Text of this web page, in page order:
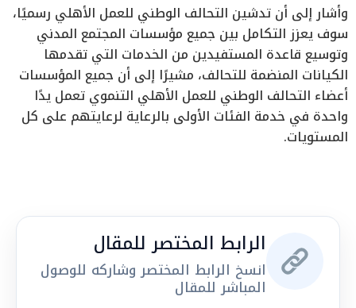
وأشار إلى أن تدشين التحالف الوطني للعمل الأهلي رسميًا،
سوف يعزز التكامل بين جميع مؤسسات المجتمع المدني
وتوسيع قاعدة المستفيدين من الخدمات التي تقدمها
الكيانات المنضمة للتحالف، مشيرًا إلى أن جميع المؤسسات
أعضاء التحالف الوطني للعمل الأهلي التنموي تعمل يدًا
واحدة في خدمة الفئات الأولى بالرعاية لرعايتهم على كل
المستويات.
الرابط المختصر للمقال
انسخ الرابط المختصر وشاركه للوصول
المباشر للمقال